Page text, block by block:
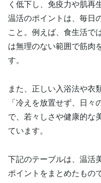
く低下し、免疫力や肌再
温活のポイントは、毎日
こと。例えば、食生活で
は無理のない範囲で筋肉
す。
また、正しい入浴法や衣
「冷えを放置せず、日々
で、若々しさや健康的な
ています。
下記のテーブルは、温活
ポイントをまとめたもの